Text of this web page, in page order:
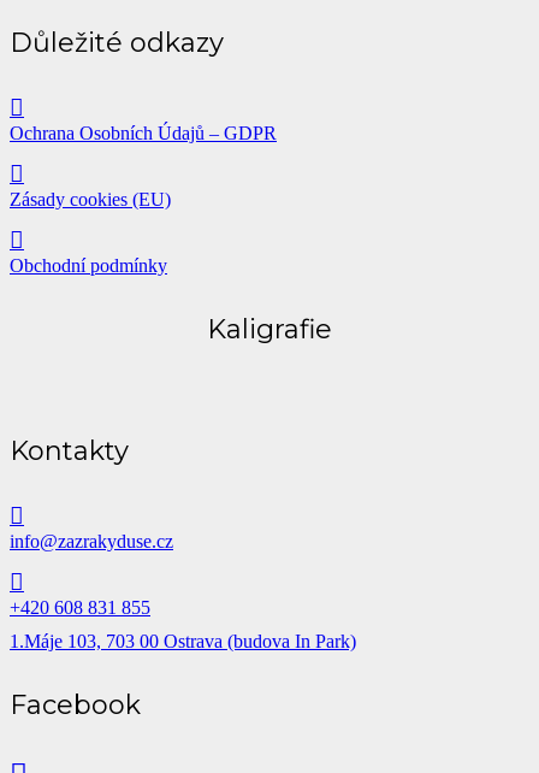
Důležité odkazy
Ochrana Osobních Údajů – GDPR
Zásady cookies (EU)
Obchodní podmínky
Kaligrafie
Kontakty
info@zazrakyduse.cz
+420 608 831 855
1.Máje 103, 703 00 Ostrava (budova In Park)
Facebook